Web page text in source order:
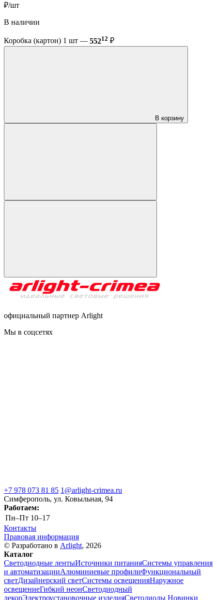
₽/шт
В наличии
Коробка (картон) 1 шт — 55212 ₽
В корзину
официальный партнер Arlight
Мы в соцсетях
+7 978 073 81 85 1@arlight-crimea.ru
Симферополь, ул. Ковыльная, 94
Работаем:
Пн–Пт 10–17
Контакты
Правовая информация
© Разработано в Arlight, 2026
Каталог
Светодиодные лентыИсточники питанияСистемы управления
и автоматизацииАлюминиевые профилиФункциональный
светДизайнерский светСистемы освещенияНаружное
освещениеГибкий неонСветодиодный
декорЭлектроустановочные изделияСветодиоды Новинки